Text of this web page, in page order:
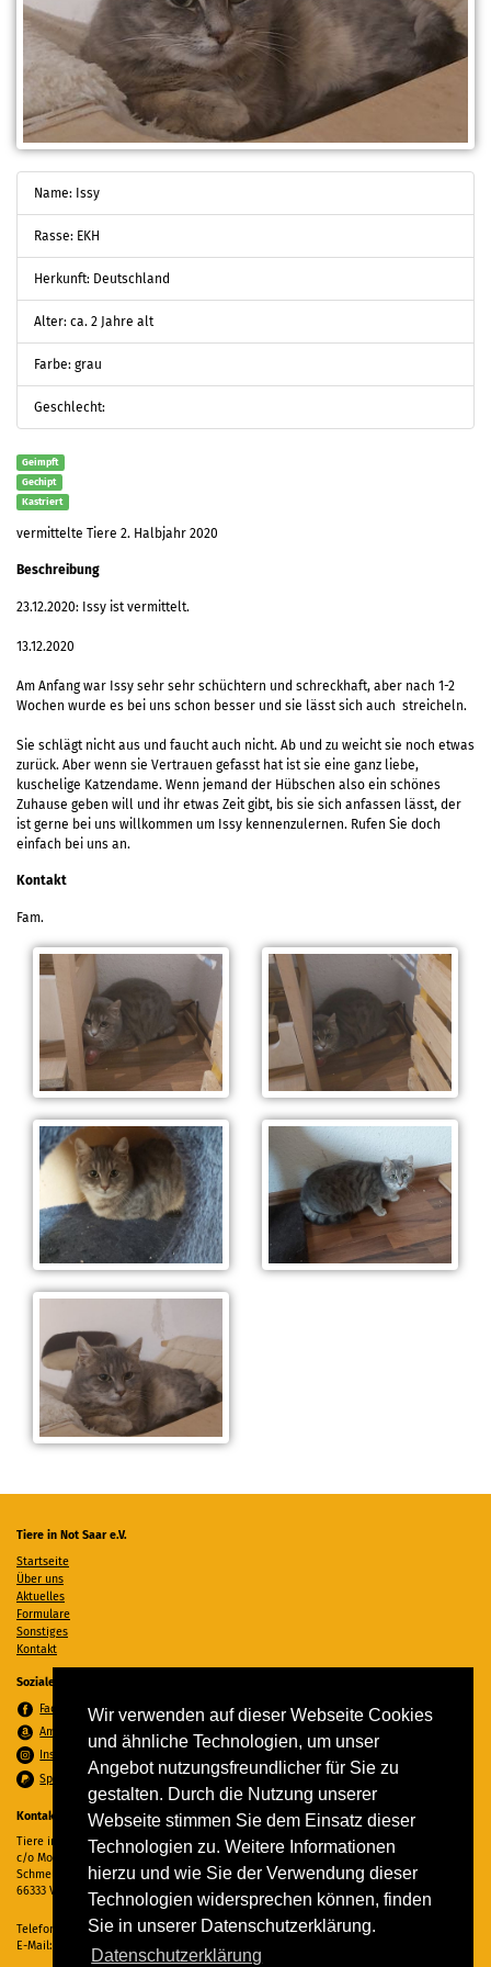
Wir verwenden auf dieser Webseite Cookies
und ähnliche Technologien, um unser
Angebot nutzungsfreundlicher für Sie zu
gestalten. Durch die Nutzung unserer
Webseite stimmen Sie dem Einsatz dieser
Technologien zu. Weitere Informationen
hierzu und wie Sie der Verwendung dieser
Technologien widersprechen können, finden
Sie in unserer Datenschutzerklärung.
Datenschutzerklärung
Name: Issy
Rasse: EKH
Herkunft: Deutschland
Alter: ca. 2 Jahre alt
Farbe: grau
Geschlecht:
Geimpft
Gechipt
Kastriert
vermittelte Tiere 2. Halbjahr 2020
Beschreibung
23.12.2020: Issy ist vermittelt.
13.12.2020
Am Anfang war Issy sehr sehr schüchtern und schreckhaft, aber nach 1-2
Wochen wurde es bei uns schon besser und sie lässt sich auch streicheln.
Sie schlägt nicht aus und faucht auch nicht. Ab und zu weicht sie noch etwas
zurück. Aber wenn sie Vertrauen gefasst hat ist sie eine ganz liebe,
kuschelige Katzendame. Wenn jemand der Hübschen also ein schönes
Zuhause geben will und ihr etwas Zeit gibt, bis sie sich anfassen lässt, der
ist gerne bei uns willkommen um Issy kennenzulernen. Rufen Sie doch
einfach bei uns an.
Kontakt
Fam.
Tiere in Not Saar e.V.
Startseite
Über uns
Aktuelles
Formulare
Sonstiges
Kontakt
Soziale Medien
Facebook
Amazon Wunschzettel
Instagram
Spenden per PayPal
Kontakt
Tiere in Not Saar e.V.
c/o Monika Ewen
Schmelzer Straße 22
66333 Völklingen
Telefon:
06898 294862
E-Mail:
info@tiere-in-not-saar.de